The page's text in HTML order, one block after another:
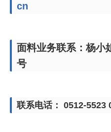
cn
面料业务联系：杨小
号
联系电话： 0512-5523